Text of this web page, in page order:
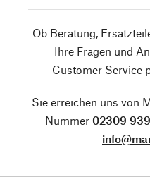
Ob Beratung,
Ihre Fragen und
Customer Service
Sie erreichen uns von
Nummer 02309